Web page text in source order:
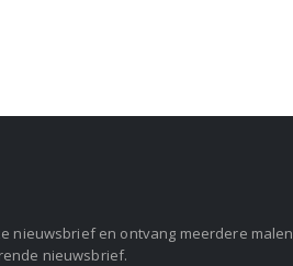
nieuwsbrief en ontvang meerdere malen
nieuwsbrief.